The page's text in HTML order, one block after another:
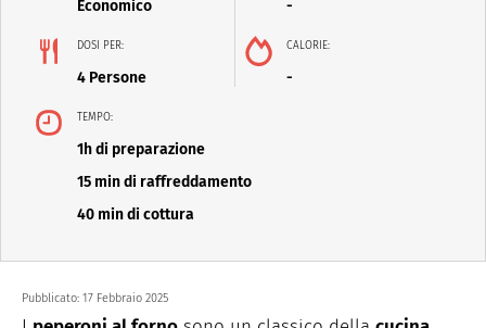
Economico -
DOSI PER:
4 Persone
CALORIE:
-
TEMPO:
1h di preparazione
15 min di raffreddamento
40 min di cottura
Pubblicato: 17 Febbraio 2025